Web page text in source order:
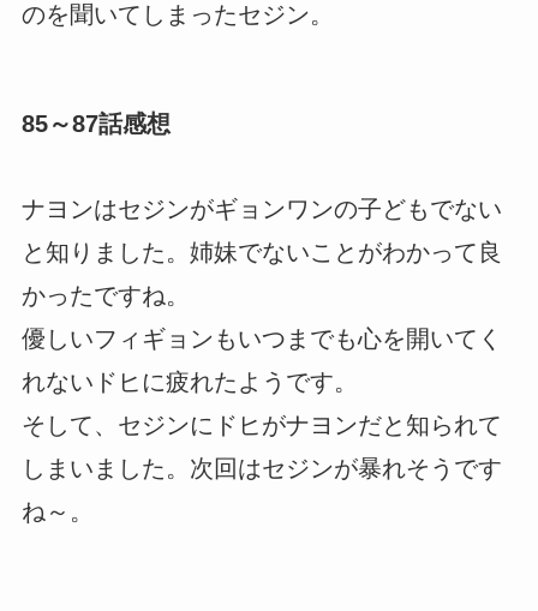
のを聞いてしまったセジン。
85～87話感想
ナヨンはセジンがギョンワンの子どもでない
と知りました。姉妹でないことがわかって良
かったですね。
優しいフィギョンもいつまでも心を開いてく
れないドヒに疲れたようです。
そして、セジンにドヒがナヨンだと知られて
しまいました。次回はセジンが暴れそうです
ね～。